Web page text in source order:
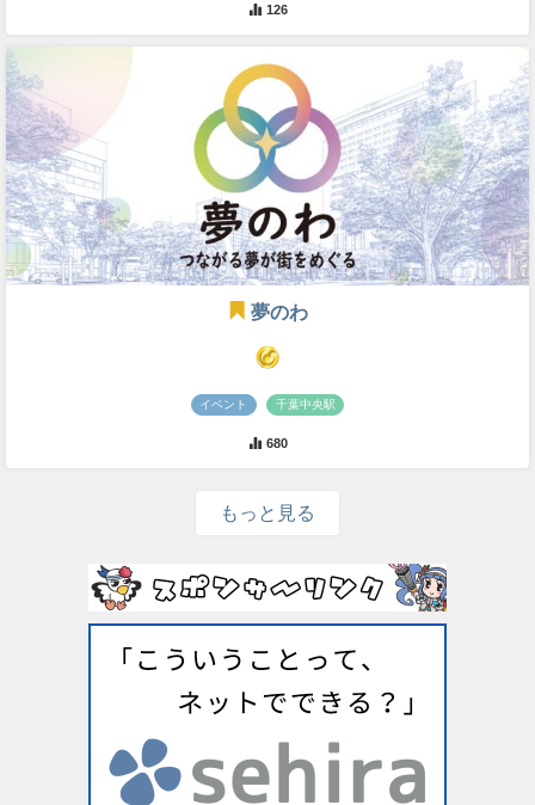
126
夢のわ
イベント 千葉中央駅
680
もっと見る